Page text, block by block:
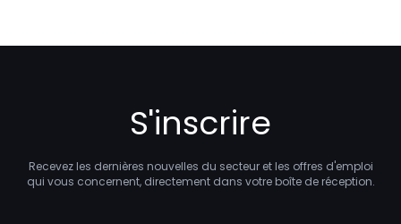
S'inscrire
Recevez les dernières nouvelles du secteur et les offres d'emploi
qui vous concernent, directement dans votre boîte de réception.